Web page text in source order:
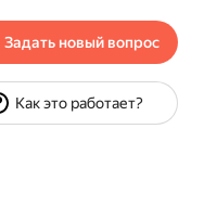
Задать новый вопрос
Как это работает?